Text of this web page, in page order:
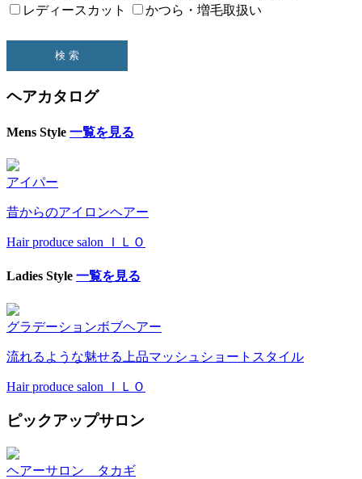
レディースカット
かつら・増毛取扱い
ヘアカタログ
Mens Style 一覧を見る
アイパー
昔からのアイロンヘアー
Hair produce salon ＩＬＯ
Ladies Style 一覧を見る
グラデーションボブヘアー
流れるような魅せる上品マッシュショートスタイル
Hair produce salon ＩＬＯ
ピックアップサロン
ヘアーサロン タカギ